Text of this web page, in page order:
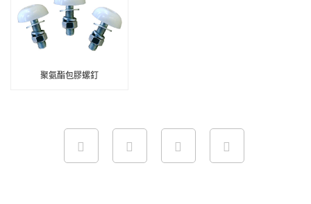
聚氨酯包膠螺釘